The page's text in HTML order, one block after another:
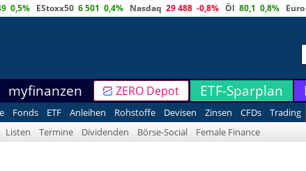
0,5% EStoxx50 6 501 0,4% Nasdaq 29 488 -0,8% Öl 80,1 0,8% Euro
myfinanzen ZERO Depot ETF-Sparplan
Fonds ETF Anleihen Rohstoffe Devisen Zinsen CFDs Trading
Listen Termine Dividenden Börse-Social Female Finance